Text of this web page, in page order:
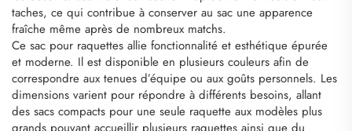
taches, ce qui contribue à conserver au sac une apparence
fraîche même après de nombreux matchs.
Ce sac pour raquettes allie fonctionnalité et esthétique épurée
et moderne. Il est disponible en plusieurs couleurs afin de
correspondre aux tenues d’équipe ou aux goûts personnels. Les
dimensions varient pour répondre à différents besoins, allant
des sacs compacts pour une seule raquette aux modèles plus
grands pouvant accueillir plusieurs raquettes ainsi que du